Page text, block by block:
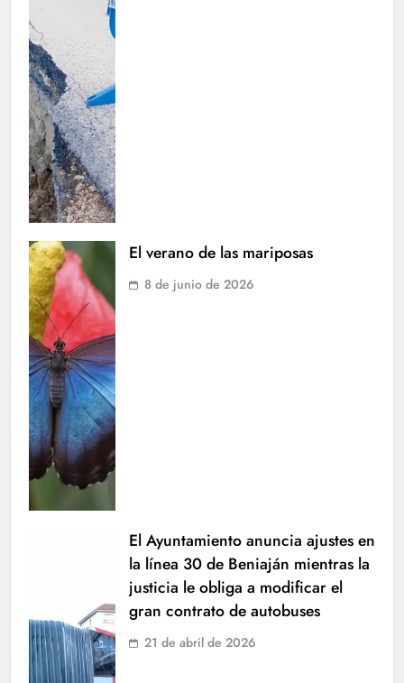
El verano de las mariposas
8 de junio de 2026
El Ayuntamiento anuncia ajustes en
la línea 30 de Beniaján mientras la
justicia le obliga a modificar el
gran contrato de autobuses
21 de abril de 2026